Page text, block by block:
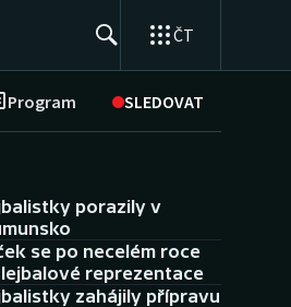
ČT
Program SLEDOVAT
porazily v
se po necelém roce
reprezentace
zahájily přípravu